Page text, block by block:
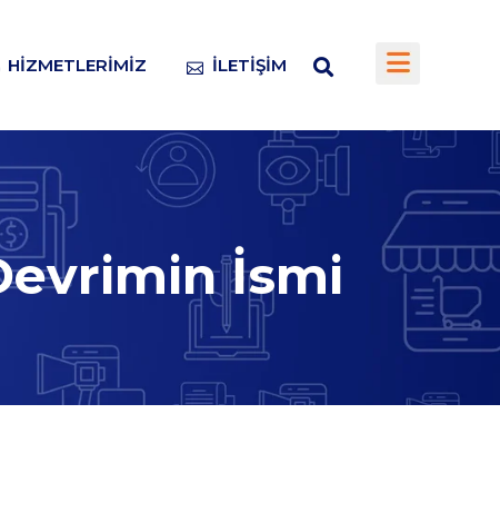
HIZMETLERIMIZ İLETIŞIM
İsmi